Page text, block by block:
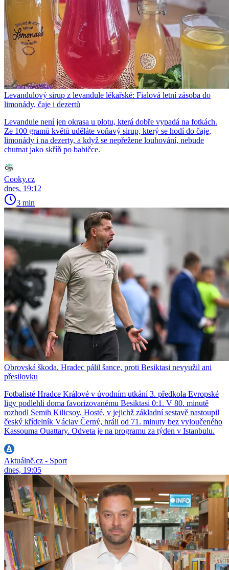
Levandulový sirup z levandule lékařské: Fialová letní zásoba do
limonády, čaje i dezertů
Levandule není jen okrasa u plotu, která dobře vypadá na fotkách.
Ze 100 gramů květů uděláte voňavý sirup, který se hodí do čaje,
limonády i na dezerty, a když se nepřežene louhování, nebude
chutnat jako skříň po babičce.
Cooky.cz
dnes, 19:12
3 min
Obrovská škoda. Hradec pálil šance, proti Besiktasi nevyužil ani
přesilovku
Fotbalisté Hradce Králové v úvodním utkání 3. předkola Evropské
ligy podlehli doma favorizovanému Besiktasi 0:1. V 80. minutě
rozhodl Semih Kilicsoy. Hosté, v jejichž základní sestavě nastoupil
český křídelník Václav Černý, hráli od 71. minuty bez vyloučeného
Kassouma Ouattary. Odveta je na programu za týden v Istanbulu.
Aktuálně.cz - Sport
dnes, 19:05